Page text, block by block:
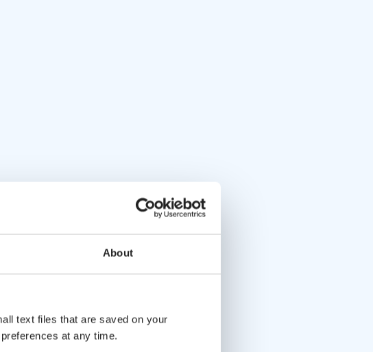
About
text files that are saved on your
at any time.